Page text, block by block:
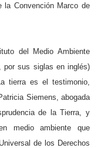
la Convención Marco de
del Medio Ambiente
por sus siglas en inglés)
tierra es el testimonio,
Siemens, abogada
de la Tierra, y
medio ambiente que
de los Derechos